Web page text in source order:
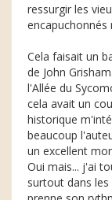
ressurgir les
encapuchonnés
Cela faisait un
de John
l'Allée du
cela avait un
historique
beaucoup
un excellent
Oui mais... j'ai
surtout dans